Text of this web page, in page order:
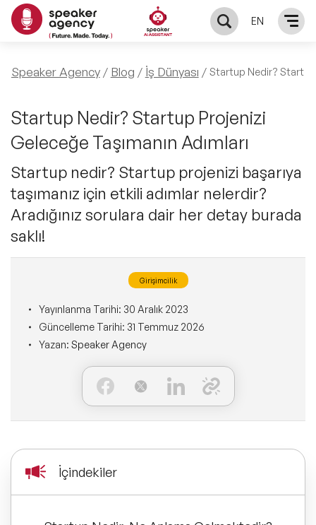
EN
KONUŞMACILAR
Yerel Konuşmacılar
Global Konuşmacılar
Exclusive Konuşmacılar
Tüm Konuşmacılar
KONULAR
Öne Çıkan Konular
Exclusive Konuşmacılarımız
Ünlü Konuşmacılar
İlham Veren Konuşmacılar
İlham Veren Kadın Konuşmacılar
Kişisel Dönüşüm Konuşmacıları
Sürdürülebilirlik Konuşmacıları
Dijital Dönüşüm Konuşmacıları
ÇÖZÜMLER
Keynote & Konuşma
Master Class Workshop
Akış Sunumu & Moderasyon
Deneyim Odaklı Çözümler
Konuşmacı Özel Çözümleri
Tüm Çözümler
INFLUENCER
HAKKIMIZDA
Ne Sunarız?
Ne Yaparız?
Kim İçin Yaparız?
Ekibimiz
Referanslarımız
İLETİŞİM
Speaker Agency Blog İş Dünyası Startup Nedir? Startup
Startup Nedir? Startup Projenizi
Geleceğe Taşımanın Adımları
Startup nedir? Startup projenizi başarıya
taşımanız için etkili adımlar nelerdir?
Aradığınız sorulara dair her detay burada
saklı!
Girişimcilik
Yayınlanma Tarihi: 30 Aralık 2023
Güncelleme Tarihi: 31 Temmuz 2026
Yazan: Speaker Agency
İçindekiler